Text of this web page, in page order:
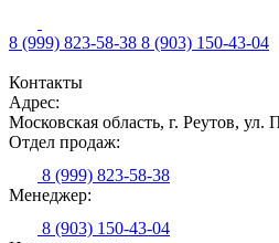
8 (999) 823-58-38 8 (903) 150-43-04
Контакты
Адрес:
Московская область, г. Реутов, ул.
Отдел продаж:
8 (999) 823-58-38
Менеджер:
8 (903) 150-43-04